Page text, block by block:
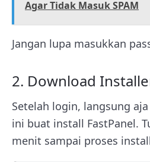
Agar Tidak Masuk SPAM
Jangan lupa masukkan
2. Download
Setelah login, langsung
ini buat install FastPanel.
menit sampai proses